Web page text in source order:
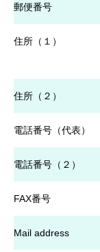
郵便番号
住所（１）
住所（２）
電話番号（代表）
電話番号（２）
FAX番号
Mail address